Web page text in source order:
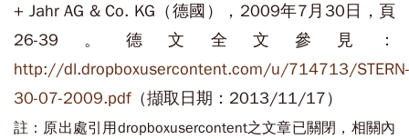
+ Jahr AG & Co. KG（德國），2009年7月30日，頁
26-39。德文全文參見：
http://dl.dropboxusercontent.com/u/714713/STERN-
30-07-2009.pdf（擷取日期：2013/11/17）
註：原出處引用dropboxusercontent之文章已關閉，相關內